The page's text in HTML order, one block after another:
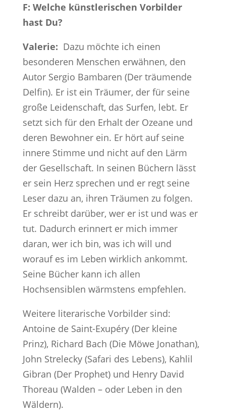
F: Welche künstlerischen Vorbilder
hast Du?
Valerie: Dazu möchte ich einen
besonderen Menschen erwähnen, den
Autor Sergio Bambaren (Der träumende
Delfin). Er ist ein Träumer, der für seine
große Leidenschaft, das Surfen, lebt. Er
setzt sich für den Erhalt der Ozeane und
deren Bewohner ein. Er hört auf seine
innere Stimme und nicht auf den Lärm
der Gesellschaft. In seinen Büchern lässt
er sein Herz sprechen und er regt seine
Leser dazu an, ihren Träumen zu folgen.
Er schreibt darüber, wer er ist und was er
tut. Dadurch erinnert er mich immer
daran, wer ich bin, was ich will und
worauf es im Leben wirklich ankommt.
Seine Bücher kann ich allen
Hochsensiblen wärmstens empfehlen.
Weitere literarische Vorbilder sind:
Antoine de Saint-Exupéry (Der kleine
Prinz), Richard Bach (Die Möwe Jonathan),
John Strelecky (Safari des Lebens), Kahlil
Gibran (Der Prophet) und Henry David
Thoreau (Walden – oder Leben in den
Wäldern).